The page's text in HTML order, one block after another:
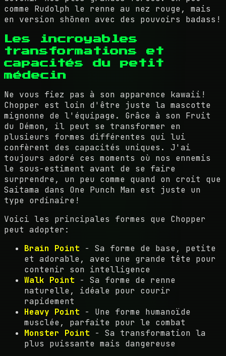
comme Rudolph le renne au nez rouge, mais
en version shōnen avec des pouvoirs badass!
Les incroyables
transformations et
capacités du petit
médecin
Ne vous fiez pas à son apparence kawaii!
Chopper est loin d'être juste la mascotte
mignonne de l'équipage. Grâce à son Fruit
du Démon, il peut se transformer en
plusieurs formes différentes qui lui
confèrent des capacités uniques. J'ai
toujours adoré ces moments où nos ennemis
le sous-estiment avant de se faire
surprendre, un peu comme quand on croit que
Saitama dans One Punch Man est juste un
type ordinaire!
Voici les principales formes que Chopper
peut adopter:
Brain Point - Sa forme de base, petite
et adorable, avec une grande tête pour
contenir son intelligence
Walk Point - Sa forme de renne
naturelle, idéale pour courir
rapidement
Heavy Point - Une forme humanoïde
musclée, parfaite pour le combat
Monster Point - Sa transformation la
plus puissante mais dangereuse